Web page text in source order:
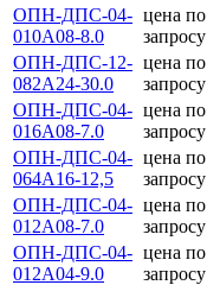
ОПН-ДПС-04-
010А08-8.0
цена по
запросу
ОПН-ДПС-12-
082А24-30.0
цена по
запросу
ОПН-ДПС-04-
016А08-7.0
цена по
запросу
ОПН-ДПС-04-
064А16-12,5
цена по
запросу
ОПН-ДПС-04-
012А08-7.0
цена по
запросу
ОПН-ДПС-04-
012А04-9.0
цена по
запросу